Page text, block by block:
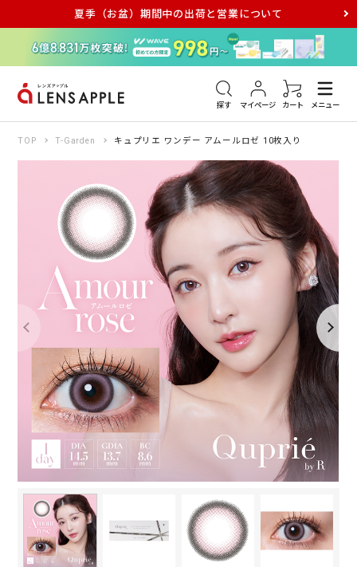
夏季（お盆）期間中の出荷と営業について
探す マイページ カート メニュー
アキュビュー メダリスト メガネ
TOP T-Garden キュプリエ ワンデー アムールロゼ 10枚入り